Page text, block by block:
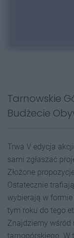
Tarnowskie
Budżecie
Trwa V edycja
sami zgłaszać
Złożone
Ostatecznie
wybierają w
tym roku do tego
Znajdziemy wśród
tarnogórskiego. W